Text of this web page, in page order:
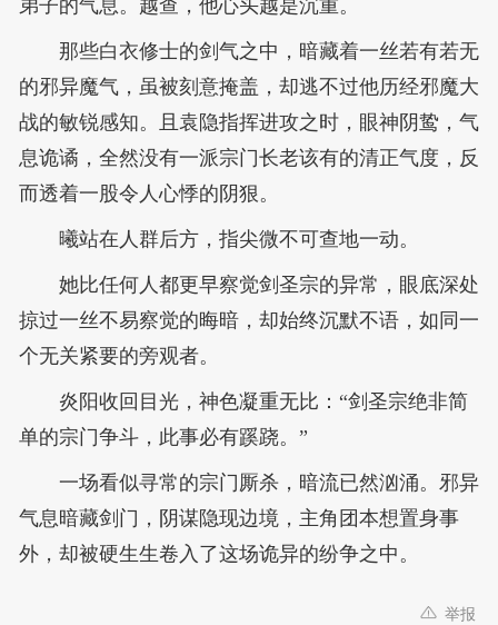
弟子的气息。越查，他心头越是沉重。
那些白衣修士的剑气之中，暗藏着一丝若有若无
的邪异魔气，虽被刻意掩盖，却逃不过他历经邪魔大
战的敏锐感知。且袁隐指挥进攻之时，眼神阴鸷，气
息诡谲，全然没有一派宗门长老该有的清正气度，反
而透着一股令人心悸的阴狠。
曦站在人群后方，指尖微不可查地一动。
她比任何人都更早察觉剑圣宗的异常，眼底深处
掠过一丝不易察觉的晦暗，却始终沉默不语，如同一
个无关紧要的旁观者。
炎阳收回目光，神色凝重无比：“剑圣宗绝非简
单的宗门争斗，此事必有蹊跷。”
一场看似寻常的宗门厮杀，暗流已然汹涌。邪异
气息暗藏剑门，阴谋隐现边境，主角团本想置身事
外，却被硬生生卷入了这场诡异的纷争之中。
举报